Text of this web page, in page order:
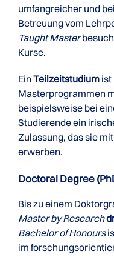
umfangreicher und
Betreuung vom
Taught Master
Kurse.
Ein Teilzeitstudium ist
Masterprogrammen
beispielsweise bei
Studierende ein
Zulassung, das sie
erwerben.
Doctoral Degree
Bis zu einem
Master by Research
Bachelor of Honours
im